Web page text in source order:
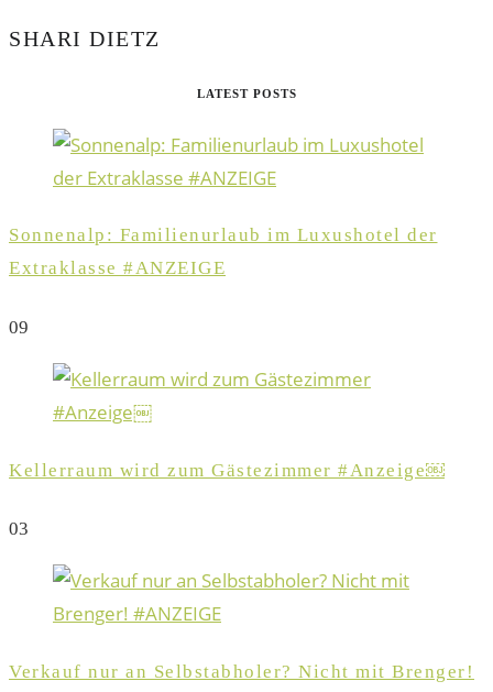
SHARI DIETZ
LATEST POSTS
Sonnenalp: Familienurlaub im Luxushotel der
Extraklasse #ANZEIGE
09
Kellerraum wird zum Gästezimmer #Anzeige￼
03
Verkauf nur an Selbstabholer? Nicht mit Brenger!